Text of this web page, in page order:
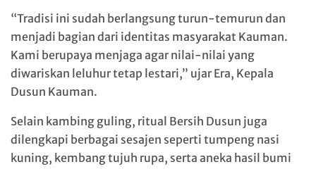
“Tradisi ini sudah berlangsung turun-temurun dan
menjadi bagian dari identitas masyarakat Kauman.
Kami berupaya menjaga agar nilai-nilai yang
diwariskan leluhur tetap lestari,” ujar Era, Kepala
Dusun Kauman.
Selain kambing guling, ritual Bersih Dusun juga
dilengkapi berbagai sesajen seperti tumpeng nasi
kuning, kembang tujuh rupa, serta aneka hasil bumi